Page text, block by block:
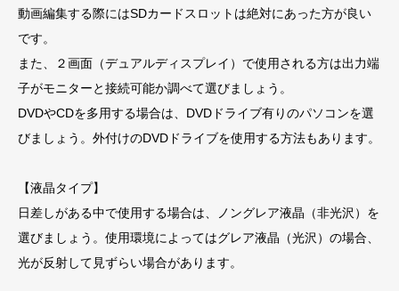
動画編集する際にはSDカードスロットは絶対にあった方が良い
です。
また、２画面（デュアルディスプレイ）で使用される方は出力端
子がモニターと接続可能か調べて選びましょう。
DVDやCDを多用する場合は、DVDドライブ有りのパソコンを選
びましょう。外付けのDVDドライブを使用する方法もあります。
【液晶タイプ】
日差しがある中で使用する場合は、ノングレア液晶（非光沢）を
選びましょう。使用環境によってはグレア液晶（光沢）の場合、
光が反射して見ずらい場合があります。